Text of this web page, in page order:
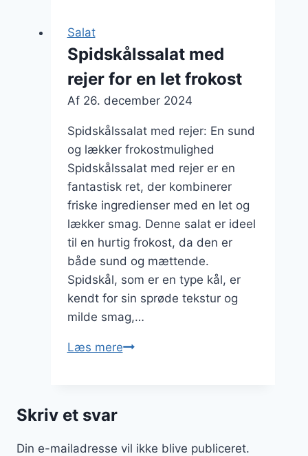
nødder
Salat
Spidskålssalat med
rejer for en let frokost
Af 26. december 2024
Spidskålssalat med rejer: En sund
og lækker frokostmulighed
Spidskålssalat med rejer er en
fantastisk ret, der kombinerer
friske ingredienser med en let og
lækker smag. Denne salat er ideel
til en hurtig frokost, da den er
både sund og mættende.
Spidskål, som er en type kål, er
kendt for sin sprøde tekstur og
milde smag,…
Læs mereSpidskålssalat
Skriv et svar
Din e-mailadresse vil ikke blive publiceret.